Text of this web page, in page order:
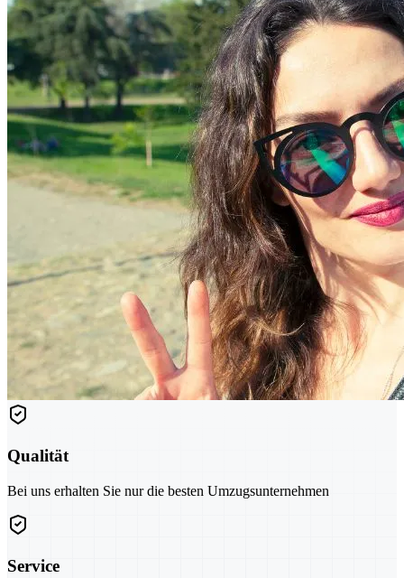
Qualität
Bei uns erhalten Sie nur die besten Umzugsunternehmen
Service